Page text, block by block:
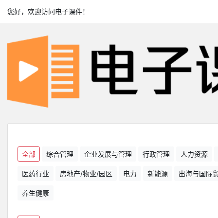
您好，欢迎访问电子课件！
全部 综合管理 企业发展与管理 行政管理 人力资源
医药行业 房地产/物业/园区 电力 新能源 出海与国际
养生健康